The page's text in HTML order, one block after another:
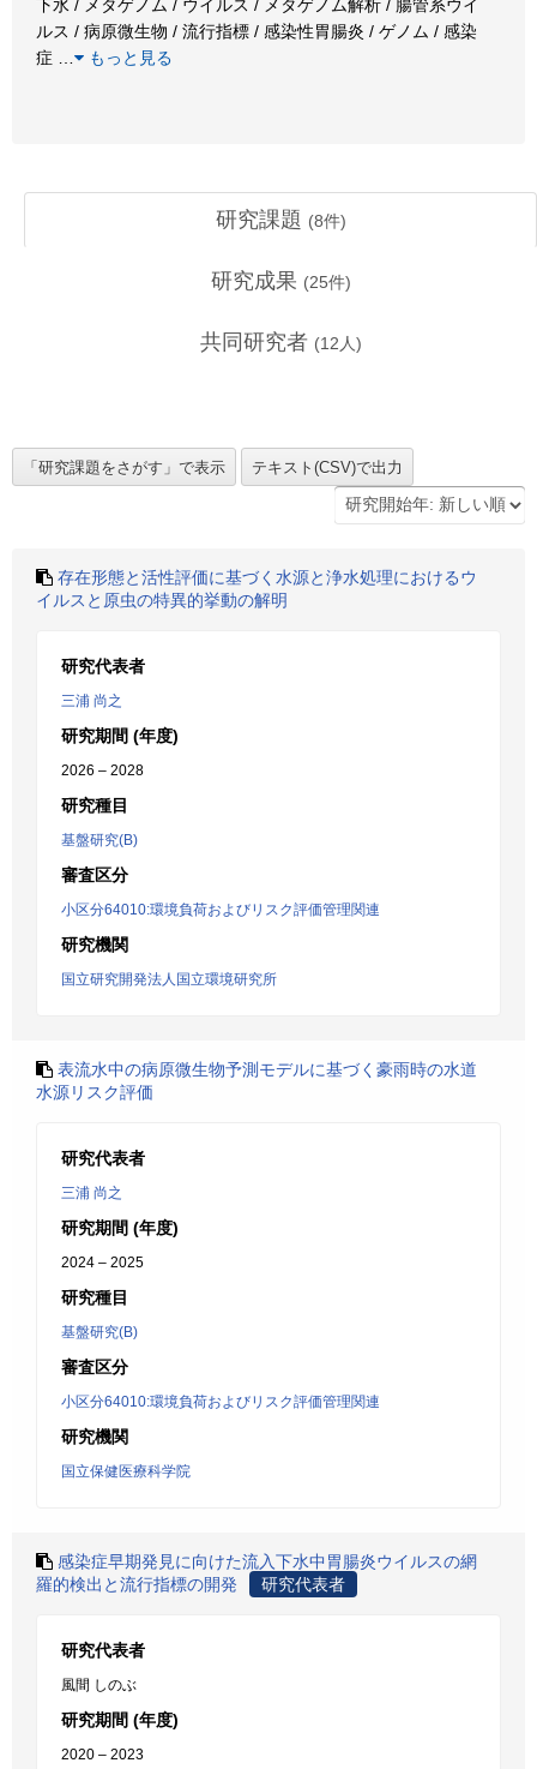
下水 / メタゲノム / ウイルス / メタゲノム解析 / 腸管系ウイ
ルス / 病原微生物 / 流行指標 / 感染性胃腸炎 / ゲノム / 感染
症
もっと見る
研究課題 (8件)
研究成果 (25件)
共同研究者 (12 人)
存在形態と活性評価に基づく水源と浄水処理におけるウ
イルスと原虫の特異的挙動の解明
研究代表者
三浦 尚之
研究期間 (年度)
2026 – 2028
研究種目
基盤研究(B)
審査区分
小区分64010:環境負荷およびリスク評価管理関連
研究機関
国立研究開発法人国立環境研究所
表流水中の病原微生物予測モデルに基づく豪雨時の水道
水源リスク評価
研究代表者
三浦 尚之
研究期間 (年度)
2024 – 2025
研究種目
基盤研究(B)
審査区分
小区分64010:環境負荷およびリスク評価管理関連
研究機関
国立保健医療科学院
感染症早期発見に向けた流入下水中胃腸炎ウイルスの網
羅的検出と流行指標の開発
研究代表者
研究代表者
風間 しのぶ
研究期間 (年度)
2020 – 2023